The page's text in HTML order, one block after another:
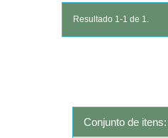
Resultado 1-1 de 1.
Conjunto de itens: